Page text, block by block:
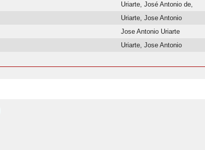
Uriarte, José Antonio de,
Uriarte, Jose Antonio
Jose Antonio Uriarte
Uriarte, Jose Antonio